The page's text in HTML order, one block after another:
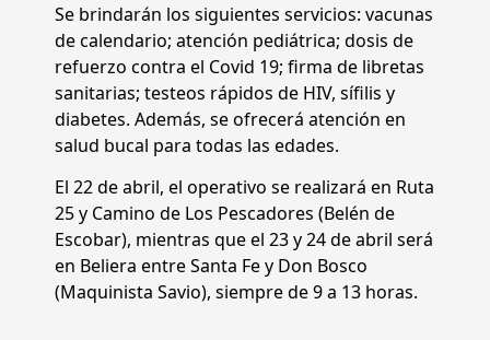
Se brindarán los siguientes servicios: vacunas
de calendario; atención pediátrica; dosis de
refuerzo contra el Covid 19; firma de libretas
sanitarias; testeos rápidos de HIV, sífilis y
diabetes. Además, se ofrecerá atención en
salud bucal para todas las edades.
El 22 de abril, el operativo se realizará en Ruta
25 y Camino de Los Pescadores (Belén de
Escobar), mientras que el 23 y 24 de abril será
en Beliera entre Santa Fe y Don Bosco
(Maquinista Savio), siempre de 9 a 13 horas.